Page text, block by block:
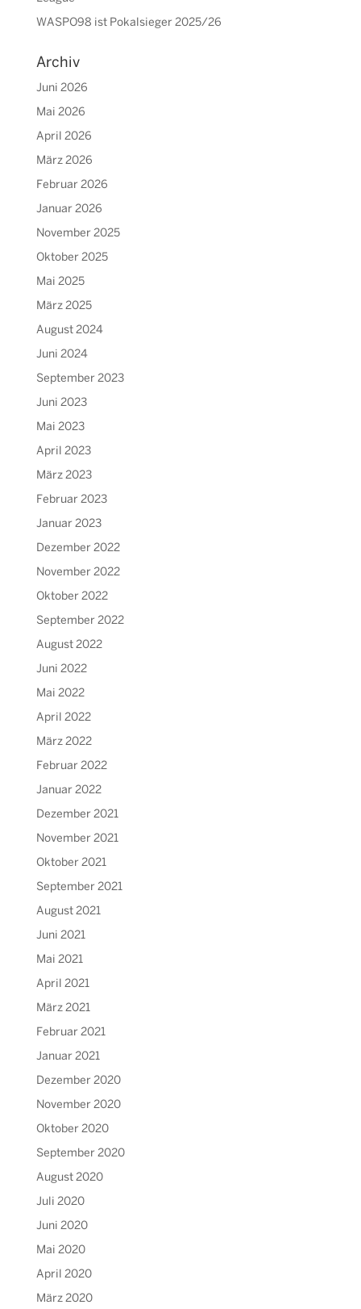
WASPO98 ist Pokalsieger 2025/26
Archiv
Juni 2026
Mai 2026
April 2026
März 2026
Februar 2026
Januar 2026
November 2025
Oktober 2025
Mai 2025
März 2025
August 2024
Juni 2024
September 2023
Juni 2023
Mai 2023
April 2023
März 2023
Februar 2023
Januar 2023
Dezember 2022
November 2022
Oktober 2022
September 2022
August 2022
Juni 2022
Mai 2022
April 2022
März 2022
Februar 2022
Januar 2022
Dezember 2021
November 2021
Oktober 2021
September 2021
August 2021
Juni 2021
Mai 2021
April 2021
März 2021
Februar 2021
Januar 2021
Dezember 2020
November 2020
Oktober 2020
September 2020
August 2020
Juli 2020
Juni 2020
Mai 2020
April 2020
März 2020